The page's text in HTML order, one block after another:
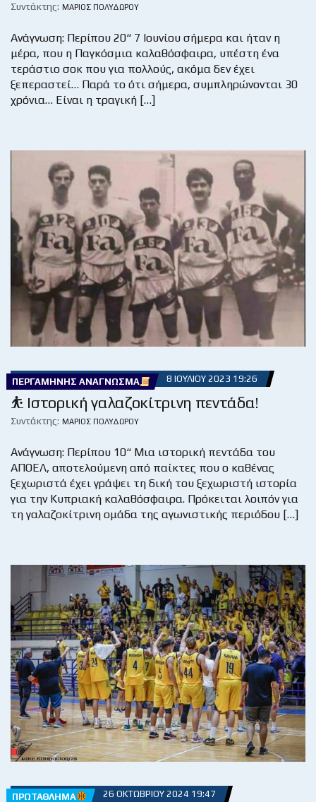
Συντάκτης: ΜΆΡΙΟΣ ΠΟΛΥΔΏΡΟΥ
Ανάγνωση: Περίπου 20“ 7 Ιουνίου σήμερα και ήταν η
μέρα, που η Παγκόσμια καλαθόσφαιρα, υπέστη ένα
τεράστιο σοκ που για πολλούς, ακόμα δεν έχει
ξεπεραστεί… Παρά το ότι σήμερα, συμπληρώνονται 30
χρόνια… Είναι η τραγική […]
ΠΕΡΓΑΜΗΝΉΣ ΑΝΆΓΝΩΣΜΑ 8 ΙΟΥΛΊΟΥ 2023 19:26
⛹ Ιστορική γαλαζοκίτρινη πεντάδα!
Συντάκτης: ΜΆΡΙΟΣ ΠΟΛΥΔΏΡΟΥ
Ανάγνωση: Περίπου 10“ Μια ιστορική πεντάδα του
ΑΠΟΕΛ, αποτελούμενη από παίκτες που ο καθένας
ξεχωριστά έχει γράψει τη δική του ξεχωριστή ιστορία
για την Κυπριακή καλαθόσφαιρα. Πρόκειται λοιπόν για
τη γαλαζοκίτρινη ομάδα της αγωνιστικής περιόδου […]
ΠΡΩΤΆΘΛΗΜΑ 26 ΟΚΤΩΒΡΊΟΥ 2024 19:47